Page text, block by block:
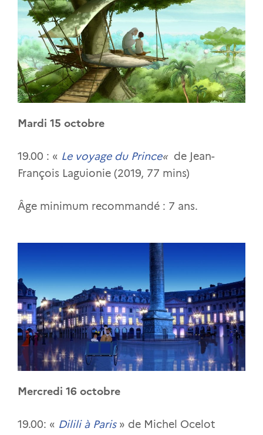
Mardi 15 octobre
19.00 : « Le voyage du Prince« de Jean-
François Laguionie (2019, 77 mins)
Âge minimum recommandé : 7 ans.
Mercredi 16 octobre
19.00: « Dilili à Paris» de Michel Ocelot